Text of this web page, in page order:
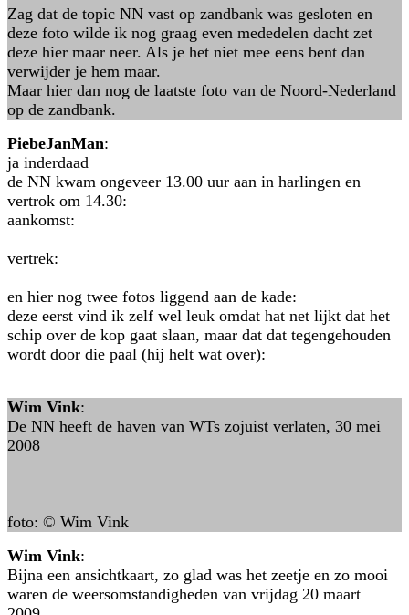
Zag dat de topic NN vast op zandbank was gesloten en
deze foto wilde ik nog graag even mededelen dacht zet
deze hier maar neer. Als je het niet mee eens bent dan
verwijder je hem maar.
Maar hier dan nog de laatste foto van de Noord-Nederland
op de zandbank.
PiebeJanMan:
ja inderdaad
de NN kwam ongeveer 13.00 uur aan in harlingen en
vertrok om 14.30:
aankomst:
vertrek:
en hier nog twee fotos liggend aan de kade:
deze eerst vind ik zelf wel leuk omdat hat net lijkt dat het
schip over de kop gaat slaan, maar dat dat tegengehouden
wordt door die paal (hij helt wat over):
Wim Vink:
De NN heeft de haven van WTs zojuist verlaten, 30 mei
2008
foto: © Wim Vink
Wim Vink:
Bijna een ansichtkaart, zo glad was het zeetje en zo mooi
waren de weersomstandigheden van vrijdag 20 maart